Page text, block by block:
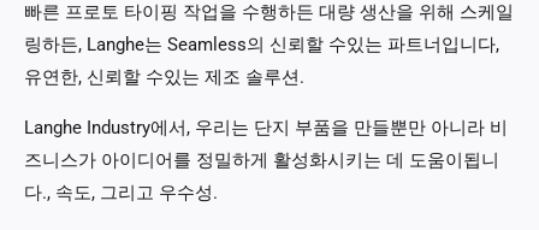
빠른 프로토 타이핑 작업을 수행하든 대량 생산을 위해 스케일
링하든, Langhe는 Seamless의 신뢰할 수있는 파트너입니다,
유연한, 신뢰할 수있는 제조 솔루션.
Langhe Industry에서, 우리는 단지 부품을 만들뿐만 아니라 비
즈니스가 아이디어를 정밀하게 활성화시키는 데 도움이됩니
다., 속도, 그리고 우수성.